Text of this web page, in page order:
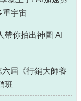
重宇宙
帶你拍出神圖 AI
六屆《行銷大師養
班